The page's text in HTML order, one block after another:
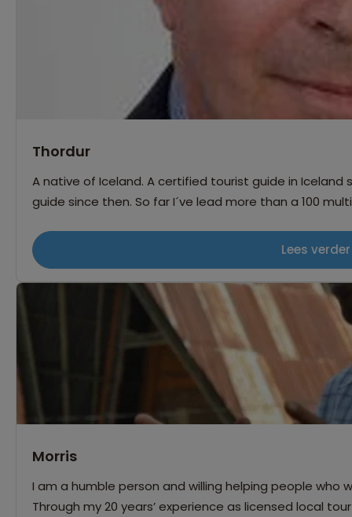
Thordur
A native of Iceland. A certified tourist guide in Iceland
guide since then. So far I´ve lead more than a 100
Lees verder
Morris
I am a humble person and willing helping people
Through my 20 years’ experience as licensed local